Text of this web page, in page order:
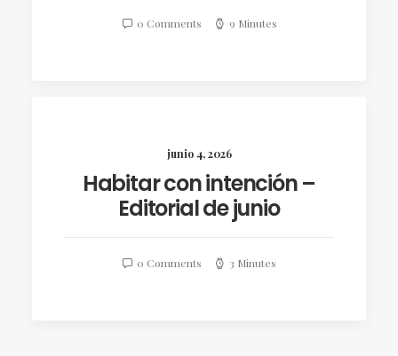
0 Comments 9 Minutes
junio 4, 2026
Habitar con intención –
Editorial de junio
0 Comments 3 Minutes